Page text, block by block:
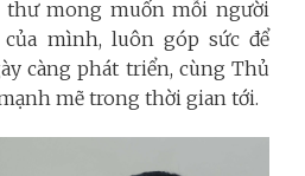
thư mong muốn mỗi người
mình, luôn góp sức để
càng phát triển, cùng Thủ
mẽ trong thời gian tới.